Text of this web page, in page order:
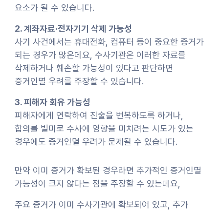
요소가 될 수 있습니다.
2. 계좌자료·전자기기 삭제 가능성
사기 사건에서는 휴대전화, 컴퓨터 등이 중요한 증거가
되는 경우가 많은데요, 수사기관은 이러한 자료를
삭제하거나 훼손할 가능성이 있다고 판단하면
증거인멸 우려를 주장할 수 있습니다.
3. 피해자 회유 가능성
피해자에게 연락하여 진술을 번복하도록 하거나,
합의를 빌미로 수사에 영향을 미치려는 시도가 있는
경우에도 증거인멸 우려가 문제될 수 있습니다.
만약 이미 증거가 확보된 경우라면 추가적인 증거인멸
가능성이 크지 않다는 점을 주장할 수 있는데요,
주요 증거가 이미 수사기관에 확보되어 있고, 추가